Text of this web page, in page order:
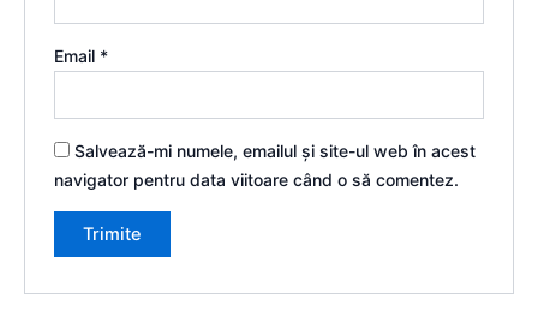
Email *
Salvează-mi numele, emailul și site-ul web în acest
navigator pentru data viitoare când o să comentez.